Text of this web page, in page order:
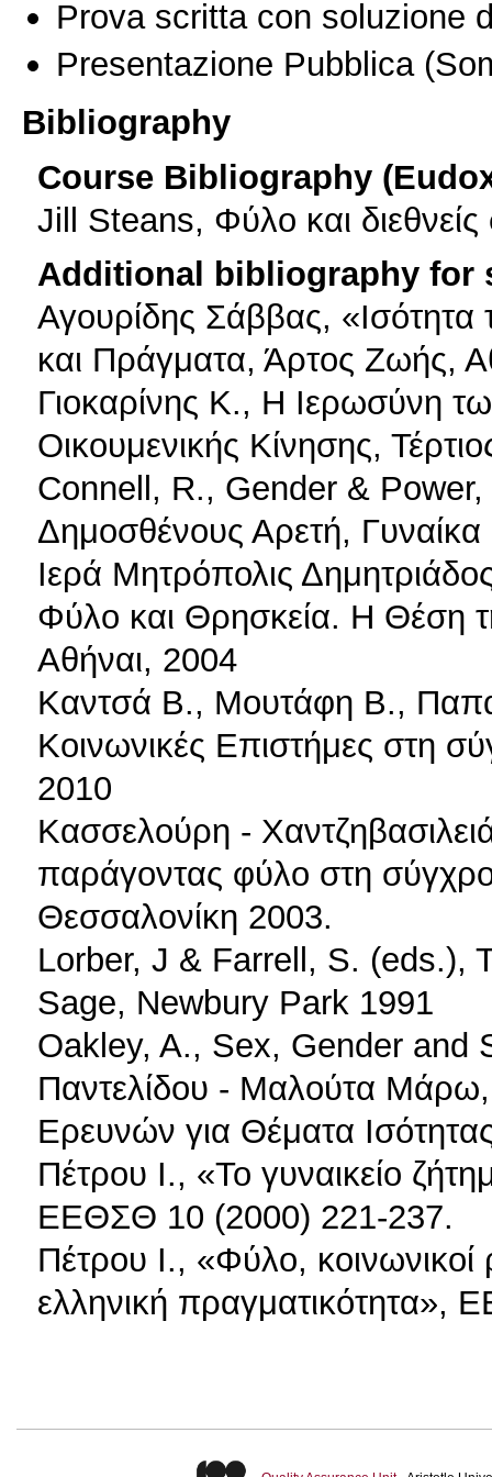
Prova scritta con soluzione
Presentazione Pubblica
Bibliography
Course Bibliography
Jill Steans, Φύλο και
Additional bibliography for
Αγουρίδης Σάββας,
και Πράγματα, Άρτος Ζωής,
Γιοκαρίνης Κ., Η Ιερωσύνη
Οικουμενικής Κίνησης,
Connell, R., Gender &
Δημοσθένους Αρετή,
Ιερά Μητρόπολις
Φύλο και Θρησκεία. Η Θέση
Αθήναι, 2004
Καντσά Β., Μουτάφη Β.,
Κοινωνικές Επιστήμες στη
2010
Κασσελούρη -
παράγοντας φύλο στη
Θεσσαλονίκη 2003.
Lorber, J & Farrell, S. (eds.),
Sage, Newbury Park 1991
Oakley, A., Sex, Gender and
Παντελίδου - Μαλούτα Μάρω,
Ερευνών για Θέματα
Πέτρου Ι., «Το γυναικείο
ΕΕΘΣΘ 10 (2000) 221-237.
Πέτρου Ι., «Φύλο,
ελληνική